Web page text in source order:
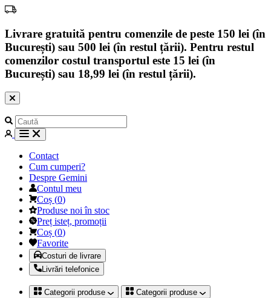
Livrare gratuită pentru comenzile de peste 150 lei (în
București) sau 500 lei (în restul țării). Pentru restul
comenzilor costul transportul este 15 lei (în
București) sau 18,99 lei (în restul țării).
Contact
Cum cumperi?
Despre Gemini
Contul meu
Coș (0)
Produse noi în stoc
Preț isteț, promoții
Coș (0)
Favorite
Costuri de livrare
Livrări telefonice
Categorii produse Categorii produse